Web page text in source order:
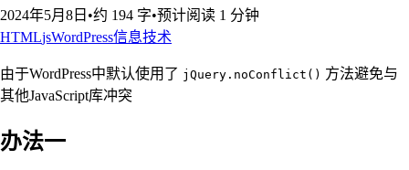
2024年5月8日 •约 194 字•预计阅读 1 分钟
HTMLjsWordPress信息技术
由于WordPress中默认使用了 jQuery.noConflict() 方法避免与
其他JavaScript库冲突
办法一